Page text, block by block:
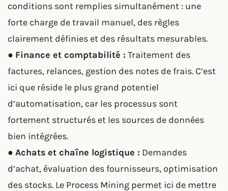
conditions sont remplies simultanément : une
forte charge de travail manuel, des règles
clairement définies et des résultats mesurables.
● Finance et comptabilité : Traitement des
factures, relances, gestion des notes de frais. C’est
ici que réside le plus grand potentiel
d’automatisation, car les processus sont
fortement structurés et les sources de données
bien intégrées.
● Achats et chaîne logistique : Demandes
d’achat, évaluation des fournisseurs, optimisation
des stocks. Le Process Mining permet ici de mettre